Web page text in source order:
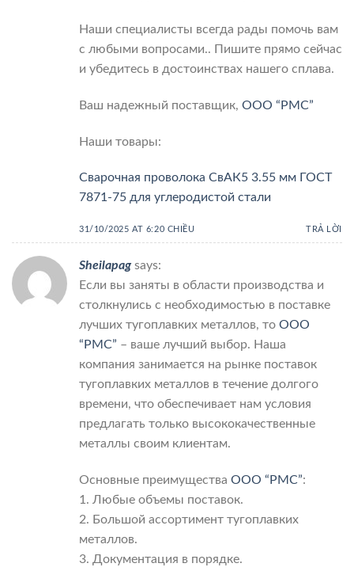
Наши специалисты всегда рады помочь вам
с любыми вопросами.. Пишите прямо сейчас
и убедитесь в достоинствах нашего сплава.
Ваш надежный поставщик, ООО “РМС”
Наши товары:
Сварочная проволока СвАК5 3.55 мм ГОСТ
7871-75 для углеродистой стали
31/10/2025 AT 6:20 CHIỀU TRẢ LỜI
Sheilapag says:
Если вы заняты в области производства и
столкнулись с необходимостью в поставке
лучших тугоплавких металлов, то ООО
“РМС” – ваше лучший выбор. Наша
компания занимается на рынке поставок
тугоплавких металлов в течение долгого
времени, что обеспечивает нам условия
предлагать только высококачественные
металлы своим клиентам.
Основные преимущества ООО “РМС”:
1. Любые объемы поставок.
2. Большой ассортимент тугоплавких
металлов.
3. Документация в порядке.